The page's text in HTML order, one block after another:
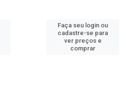
Faça seu login ou
cadastre-se para
ver preços e
comprar